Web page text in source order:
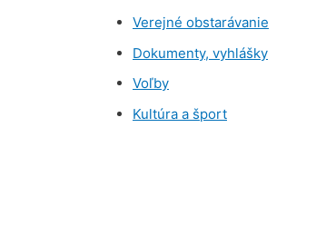
Verejné obstarávanie
Dokumenty, vyhlášky
Voľby
Kultúra a šport